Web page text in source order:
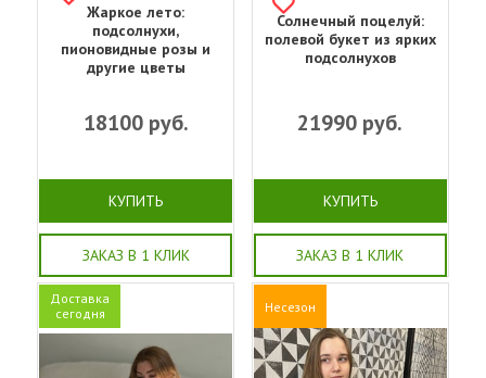
Жаркое лето:
подсолнухи,
пионовидные розы и
другие цветы
18100руб.
КУПИТЬ
ЗАКАЗ В 1 КЛИК
Солнечный поцелуй:
полевой букет из ярких
подсолнухов
21990 руб.
КУПИТЬ
ЗАКАЗ В 1 КЛИК
Доставка
сегодня
Несезон